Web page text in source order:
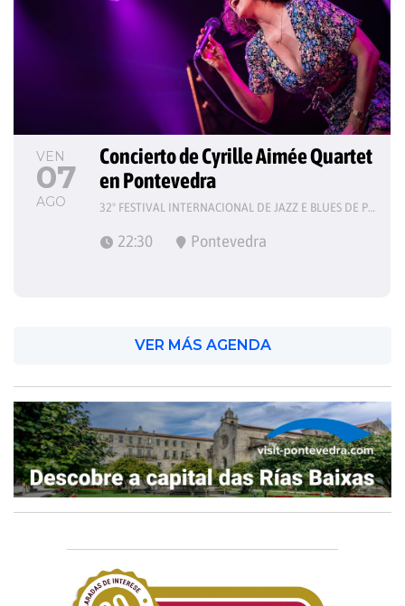
VEN
07
AGO
Concierto de Cyrille Aimée Quartet
en Pontevedra
32º FESTIVAL INTERNACIONAL DE JAZZ E BLUES DE PONTEVEDRA
22:30 Pontevedra
VER MÁS AGENDA